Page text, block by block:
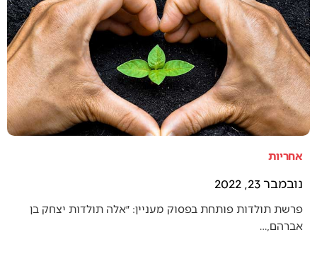
אחריות
נובמבר 23, 2022
פרשת תולדות פותחת בפסוק מעניין: ״אלה תולדות יצחק בן
אברהם,…